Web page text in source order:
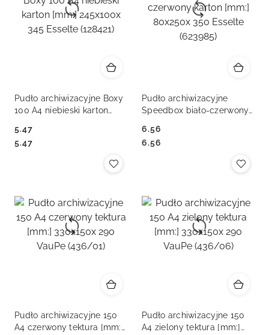
Pudło archiwizacyjne Boxy
100 A4 niebieski karton
Esselte (128421)
Cena:
5.47
Cena:
5.47
Pudło archiwizacyjne
Speedbox biało-czerwony
Esselte (623985)
Cena:
6.56
Cena:
6.56
Pudło archiwizacyjne 150
A4 czerwony tektura [mm:]
Pudło archiwizacyjne 150
A4 zielony tektura [mm:]